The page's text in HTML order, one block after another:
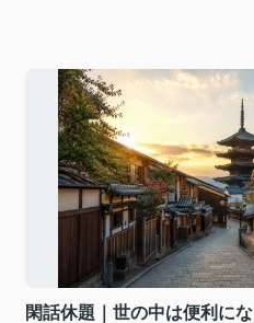
閑話休題｜世の中は便利に